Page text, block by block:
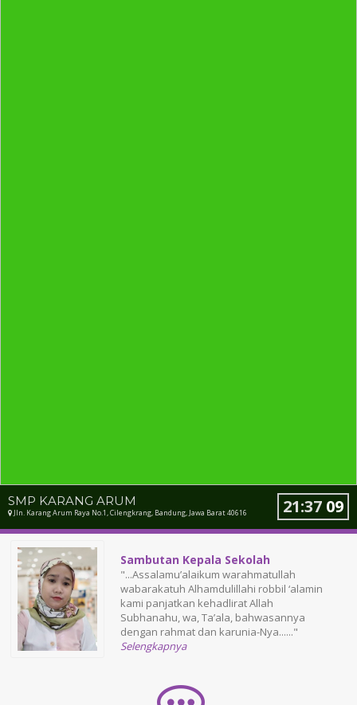
SMP KARANG ARUM
Jln. Karang Arum Raya No.1, Cilengkrang, Bandung, Jawa Barat 40616 21:37 10
Sambutan Kepala Sekolah
"...Assalamu’alaikum warahmatullah
wabarakatuh Alhamdulillahi robbil ‘alamin
kami panjatkan kehadlirat Allah
Subhanahu, wa, Ta’ala, bahwasannya
dengan rahmat dan karunia-Nya......"
Selengkapnya